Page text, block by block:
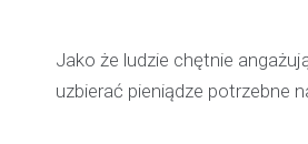
Jako że ludzie chętnie
uzbierać pieniądze potrzebne